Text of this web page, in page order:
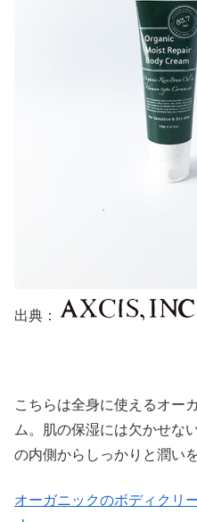
出典：
こちらは全身に使えるオー
ム。肌の保湿には欠かせな
の内側からしっかりと潤い
オーガニックのボディクリ